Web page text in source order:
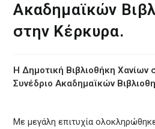
Ακαδημαϊκών
στην Κέρκυρα.
Η Δημοτική Βιβλιοθήκη Χανίων
Συνέδριο Ακαδημαϊκών
Με μεγάλη επιτυχία